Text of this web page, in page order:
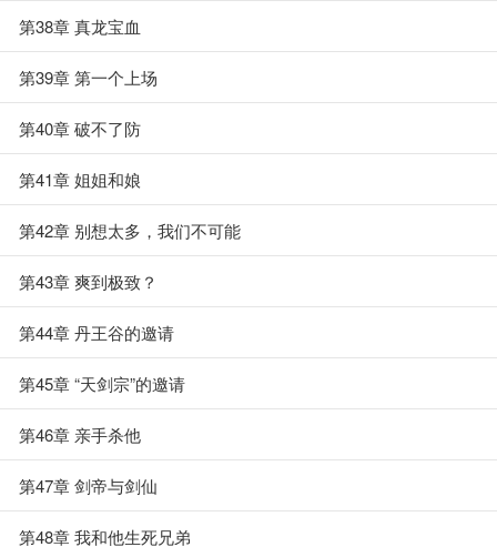
第38章 真龙宝血
第39章 第一个上场
第40章 破不了防
第41章 姐姐和娘
第42章 别想太多，我们不可能
第43章 爽到极致？
第44章 丹王谷的邀请
第45章 “天剑宗”的邀请
第46章 亲手杀他
第47章 剑帝与剑仙
第48章 我和他生死兄弟